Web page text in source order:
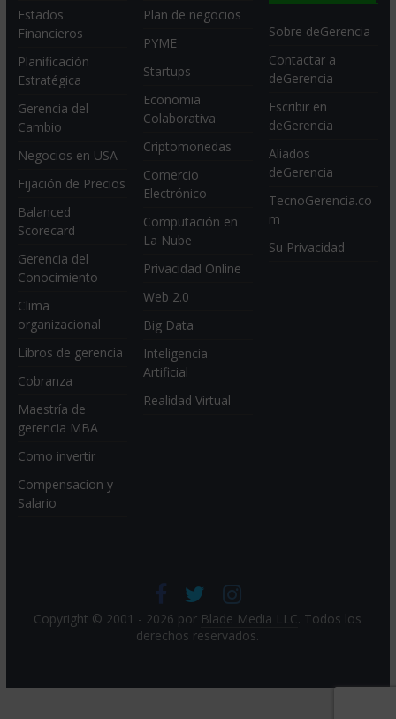
Estados
Financieros
Planificación
Estratégica
Gerencia del
Cambio
Negocios en USA
Fijación de Precios
Balanced
Scorecard
Gerencia del
Conocimiento
Clima
organizacional
Libros de gerencia
Cobranza
Maestría de
gerencia MBA
Como invertir
Compensacion y
Salario
Plan de negocios
PYME
Startups
Economia
Colaborativa
Criptomonedas
Comercio
Electrónico
Computación en
La Nube
Privacidad Online
Web 2.0
Big Data
Inteligencia
Artificial
Realidad Virtual
Sobre deGerencia
Contactar a
deGerencia
Escribir en
deGerencia
Aliados
deGerencia
TecnoGerencia.co
m
Su Privacidad
Copyright © 2001 - 2026 por Blade Media LLC. Todos los
derechos reservados.